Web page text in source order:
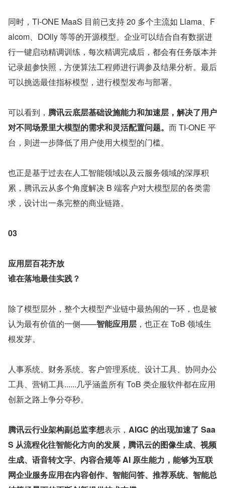
同时，TI-ONE MaaS 目前已支持 20 多个主流如 Llama、F
alcom、DOlly 等等的开源模型。企业可以结合自有数据进
行一键启动精调训练，每次精调完成后，都会有任务版本并
记录超参快照，方便算法工程师进行调参及结果分析。最后
可以挑选最佳指标模型，进行模型发布与部署。
可以看到， 腾讯云底层基础设施能力和加速层，解决了用户
对不同场景里大模型的需求和灵活配置问题。 而 TI-ONE 平
台，则进一步降低了用户使用大模型的门槛。
也正是基于过去在人工智能领域以及云服务领域的深厚积
累，腾讯云从多个角度解决 B 端客户对大模型层的各类需
求，设计出一条完整的商业链路。
03
应用层百花齐放
谁在落地最佳实践？
除了模型层外，整个大模型产业链中最热闹的一环，也是被
认为最有价值的一侧——智能应用层 ，也正在 ToB 领域生
根发芽。
人事系统、财务系统、客户管理系统、设计工具、协同办公
工具、营销工具......几乎涵盖所有 ToB 类企服软件都在应用
创新之路上争分夺秒。
腾讯云行业架构副总监李想表示， AIGC 的出现加速了 Saa
S 从流程化往智能化方向的发展，腾讯云的图像生成、视频
生成、语音转文字、内容合规等 AI 原生能力，能够为互联
网企业服务应用在内容创作、智能问答、推荐系统、智能总